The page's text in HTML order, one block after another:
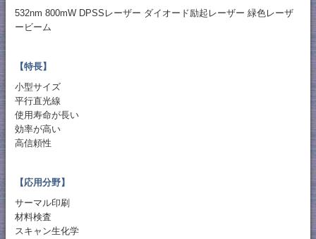
532nm 800mW DPSSレーザー ダイオード励起レーザー 緑色レーザ
ービーム
【特長】
小型サイズ
平行直光線
使用寿命が長い
効率が高い
高信頼性
【応用分野】
サーマル印刷
材料検査
スキャン生化学